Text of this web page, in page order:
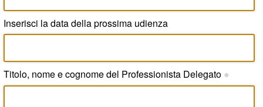
Inserisci la data della prossima udienza
Titolo, nome e cognome del Professionista Delegato ●